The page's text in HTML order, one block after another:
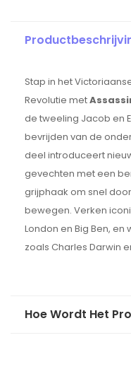
Stap in het
Revolutie met
de tweeling Jacob en
bevrijden van de
deel introduceert
gevechten met een
grijphaak om snel
bewegen. Verken
London en Big Ben,
zoals Charles Darwin
Hoe Wordt Het